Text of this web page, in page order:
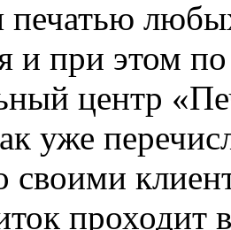
печатью
и при этом
центр
уже
своими
проходит